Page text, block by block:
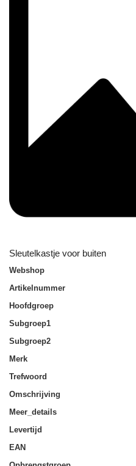
Sleutelkastje voor buiten
Webshop
Artikelnummer
Hoofdgroep
Subgroep1
Subgroep2
Merk
Trefwoord
Omschrijving
Meer_details
Levertijd
EAN